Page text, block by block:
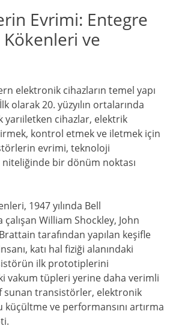
Evrimi: Entegre
Kökenleri ve
elektronik cihazların temel yapı
olarak 20. yüzyılın ortalarında
cihazlar, elektrik
kontrol etmek ve iletmek için
evrimi, teknoloji
bir dönüm noktası
1947 yılında Bell
William Shockley, John
tarafından yapılan keşifle
katı hal fiziği alanındaki
ilk prototiplerini
vakum tüpleri yerine daha verimli
sunan transistörler, elektronik
küçültme ve performansını artırma